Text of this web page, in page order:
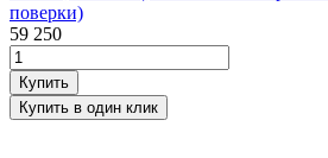
59 250